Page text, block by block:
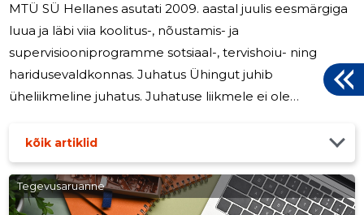
MTÜ SÜ Hellanes asutati 2009. aastal juulis eesmärgiga
luua ja läbi viia koolitus-, nõustamis- ja
supervisiooniprogramme sotsiaal-, tervishoiu- ning
haridusevaldkonnas. Juhatus Ühingut juhib
üheliikmeline juhatus. Juhatuse liikmele ei ole
Juhatuse liikmetele ei ole ette nähtud tasu ning
soodustusi nende tagasikutsumisel või ametist
lahkumisel. Tegevused Põhilised tegevused olid
psühholoogiliste nõustamiste, koolituste, individuaalsete
kõik artiklid
Tegevusaruanne